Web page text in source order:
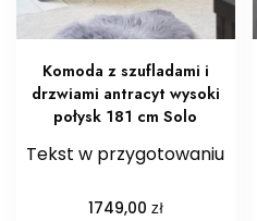
Komoda z szufladami i
drzwiami antracyt wysoki
połysk 181 cm Solo
Tekst w przygotowaniu
1749,00 zł